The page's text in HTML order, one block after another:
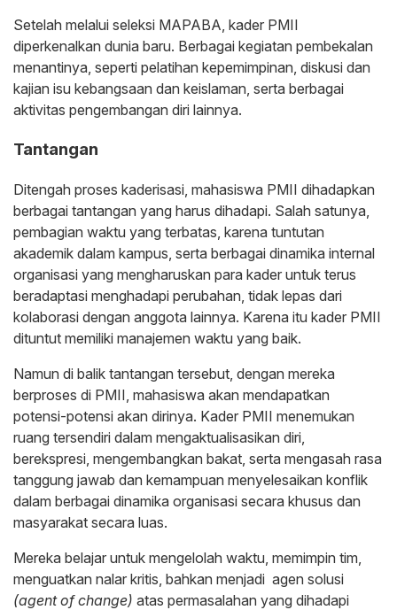
Setelah melalui seleksi MAPABA, kader PMII
diperkenalkan dunia baru. Berbagai kegiatan pembekalan
menantinya, seperti pelatihan kepemimpinan, diskusi dan
kajian isu kebangsaan dan keislaman, serta berbagai
aktivitas pengembangan diri lainnya.
Tantangan
Ditengah proses kaderisasi, mahasiswa PMII dihadapkan
berbagai tantangan yang harus dihadapi. Salah satunya,
pembagian waktu yang terbatas, karena tuntutan
akademik dalam kampus, serta berbagai dinamika internal
organisasi yang mengharuskan para kader untuk terus
beradaptasi menghadapi perubahan, tidak lepas dari
kolaborasi dengan anggota lainnya. Karena itu kader PMII
dituntut memiliki manajemen waktu yang baik.
Namun di balik tantangan tersebut, dengan mereka
berproses di PMII, mahasiswa akan mendapatkan
potensi-potensi akan dirinya. Kader PMII menemukan
ruang tersendiri dalam mengaktualisasikan diri,
berekspresi, mengembangkan bakat, serta mengasah rasa
tanggung jawab dan kemampuan menyelesaikan konflik
dalam berbagai dinamika organisasi secara khusus dan
masyarakat secara luas.
Mereka belajar untuk mengelolah waktu, memimpin tim,
menguatkan nalar kritis, bahkan menjadi agen solusi
(agent of change) atas permasalahan yang dihadapi